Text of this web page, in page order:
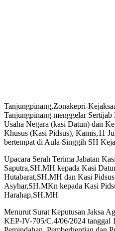
Tanjungpinang,Zonakepri-
Tanjungpinang menggelar Sertijab
Usaha Negara (kasi Datun) dan
Khusus (Kasi Pidsus), Kamis,11
bertempat di Aula Singgih SH
Upacara Serah Terima Jabatan
Saputra,SH.MH kepada Kasi
Hutabarat,SH.MH dan Kasi
Asyhar,SH.MKn kepada Kasi
Harahap,SH.MH
Menurut Surat Keputusan Jaksa
KEP-IV-705/C.4/06/2024 tanggal